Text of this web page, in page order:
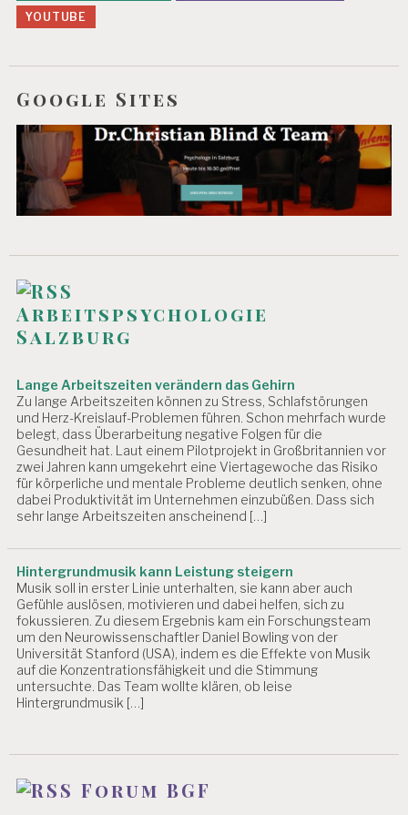
YOUTUBE
Google Sites
Arbeitspsychologie
Salzburg
Lange Arbeitszeiten verändern das Gehirn
Zu lange Arbeitszeiten können zu Stress, Schlafstörungen
und Herz-Kreislauf-Problemen führen. Schon mehrfach wurde
belegt, dass Überarbeitung negative Folgen für die
Gesundheit hat. Laut einem Pilotprojekt in Großbritannien vor
zwei Jahren kann umgekehrt eine Viertagewoche das Risiko
für körperliche und mentale Probleme deutlich senken, ohne
dabei Produktivität im Unternehmen einzubüßen. Dass sich
sehr lange Arbeitszeiten anscheinend […]
Hintergrundmusik kann Leistung steigern
Musik soll in erster Linie unterhalten, sie kann aber auch
Gefühle auslösen, motivieren und dabei helfen, sich zu
fokussieren. Zu diesem Ergebnis kam ein Forschungsteam
um den Neurowissenschaftler Daniel Bowling von der
Universität Stanford (USA), indem es die Effekte von Musik
auf die Konzentrationsfähigkeit und die Stimmung
untersuchte. Das Team wollte klären, ob leise
Hintergrundmusik […]
Forum BGF